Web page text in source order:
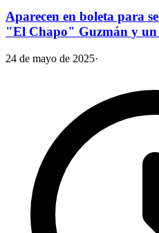
Aparecen en boleta para
"El Chapo" Guzmán y un
24 de mayo de 2025·